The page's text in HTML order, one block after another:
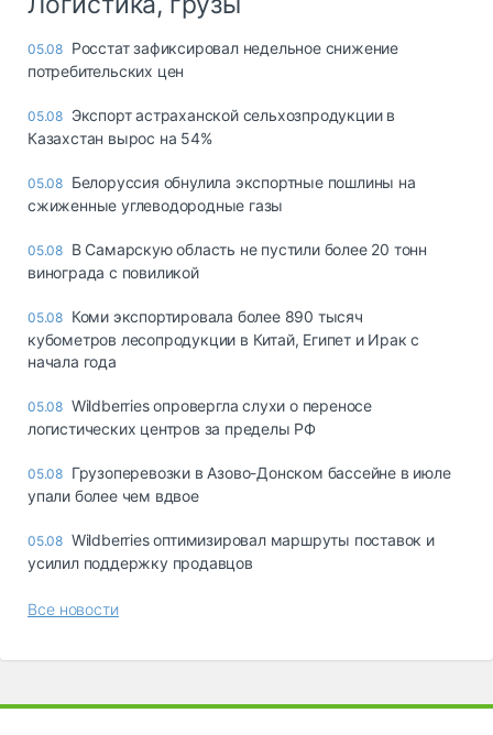
05.08 Росстат зафиксировал недельное снижение
потребительских цен
05.08 Экспорт астраханской сельхозпродукции в
Казахстан вырос на 54%
05.08 Белоруссия обнулила экспортные пошлины на
сжиженные углеводородные газы
05.08 В Самарскую область не пустили более 20 тонн
винограда с повиликой
05.08 Коми экспортировала более 890 тысяч
кубометров лесопродукции в Китай, Египет и Ирак с
начала года
05.08 Wildberries опровергла слухи о переносе
логистических центров за пределы РФ
05.08 Грузоперевозки в Азово-Донском бассейне в июле
упали более чем вдвое
05.08 Wildberries оптимизировал маршруты поставок и
усилил поддержку продавцов
Все новости